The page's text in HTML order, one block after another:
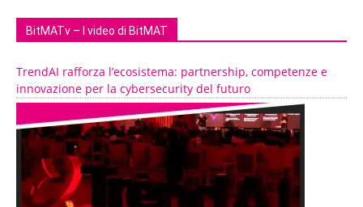
BitMATv – I video di BitMAT
TrendAI rafforza l’ecosistema: partnership, competenze e
innovazione per la cybersecurity del futuro